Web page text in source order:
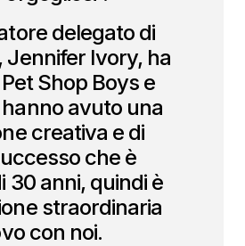
delegato di
Jennifer Ivory, ha
Shop Boys e
avuto una
creativa e di
che è
30 anni, quindi è
straordinaria
con noi.